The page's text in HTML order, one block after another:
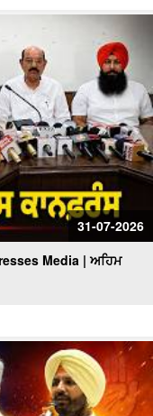
31-07-2026
Media | ਅਹਿਮ